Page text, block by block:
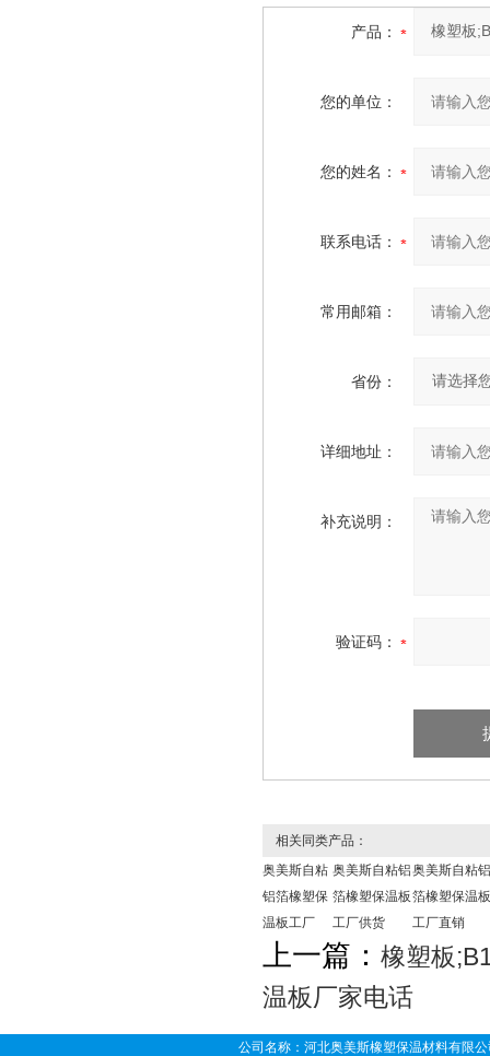
产品：
您的单位：
您的姓名：
联系电话：
常用邮箱：
省份：
详细地址：
补充说明：
验证码：
相关同类产品：
奥美斯自粘
铝箔橡塑保
温板工厂
奥美斯自粘铝
箔橡塑保温板
工厂供货
奥美斯自粘铝
箔橡塑保温板
工厂直销
上一篇： 橡塑板
温板厂家电话
公司名称：河北奥美斯橡塑保温材料有